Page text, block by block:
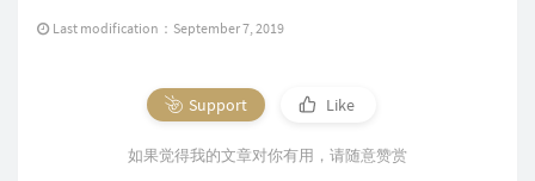
Last modification：September 7, 2019
Support Like
如果觉得我的文章对你有用，请随意赞赏